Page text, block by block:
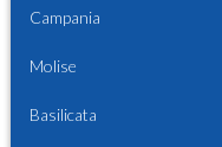
Campania
Molise
Basilicata